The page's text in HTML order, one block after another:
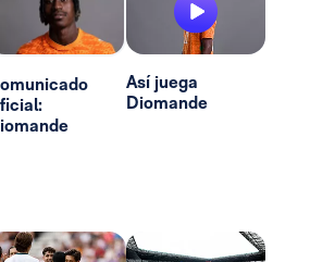
Así juega
Diomande